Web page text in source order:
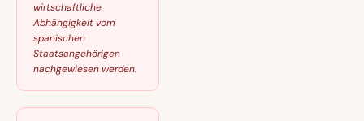
wirtschaftliche
Abhängigkeit vom
spanischen
Staatsangehörigen
nachgewiesen werden.